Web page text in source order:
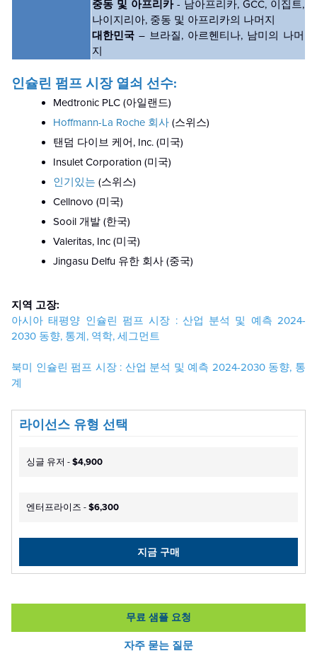
중동 및 아프리카- 남아프리카, GCC, 이집트,
나이지리아, 중동 및 아프리카의 나머지
대한민국 – 브라질, 아르헨티나, 남미의 나머
지
인슐린 펌프 시장 열쇠 선수:
Medtronic PLC (아일랜드)
Hoffmann-La Roche 회사 (스위스)
탠덤 다이브 케어, Inc. (미국)
Insulet Corporation (미국)
인기있는 (스위스)
Cellnovo (미국)
Sooil 개발 (한국)
Valeritas, Inc (미국)
Jingasu Delfu 유한 회사 (중국)
지역 고장:
아시아 태평양 인슐린 펌프 시장 : 산업 분석 및 예측 2024-
2030 동향, 통계, 역학, 세그먼트
북미 인슐린 펌프 시장 : 산업 분석 및 예측 2024-2030 동향, 통
계
라이선스 유형 선택
싱글 유저 -$4,900
엔터프라이즈 -$6,300
지금 구매
무료 샘플 요청
자주 묻는 질문